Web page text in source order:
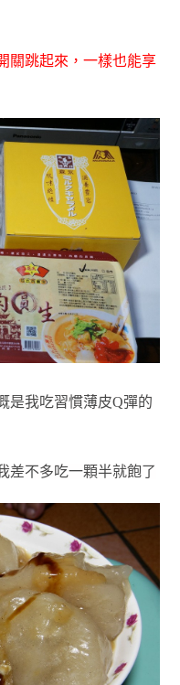
關跳起來，一樣也能享
是我吃習慣薄皮Q彈的
差不多吃一顆半就飽了